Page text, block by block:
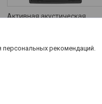
Активная акустическая
рекомендаций.